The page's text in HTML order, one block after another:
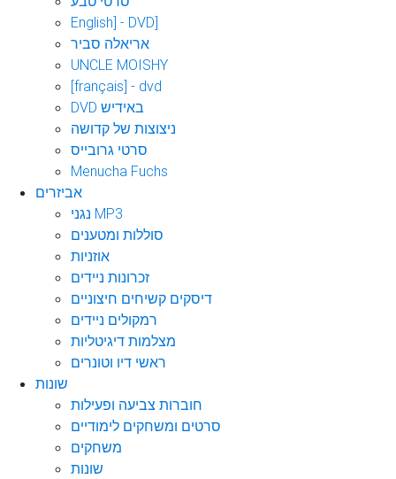
English] - DVD]
אריאלה סביר
UNCLE MOISHY
[français] - dvd
DVD באידיש
ניצוצות של קדושה
סרטי גרובייס
Menucha Fuchs
אביזרים
נגני MP3
סוללות ומטענים
אוזניות
זכרונות ניידים
דיסקים קשיחים חיצוניים
רמקולים ניידים
מצלמות דיגיטליות
ראשי דיו וטונרים
שונות
חוברות צביעה ופעילות
סרטים ומשחקים לימודיים
משחקים
שונות